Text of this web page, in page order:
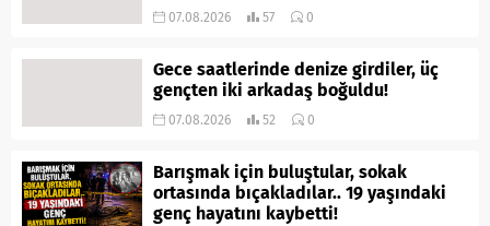
07.08.2026 57 0
Gece saatlerinde denize girdiler, üç
gençten iki arkadaş boğuldu!
07.08.2026 52 0
Barışmak için buluştular, sokak
ortasında bıçakladılar.. 19 yaşındaki
genç hayatını kaybetti!